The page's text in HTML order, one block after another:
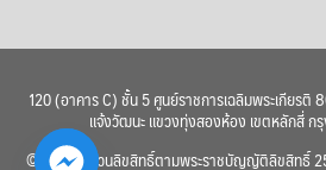
120 (อาคาร C) ชั้น 5 ศูนย์ราชการเฉลิมพระเกียร
แจ้งวัฒนะ แขวงทุ่งสองห้อง เขตหลักสี่ ก
© 2560 สงวนลิขสิทธิ์ตามพระราชบัญญัติลิขสิทธิ์